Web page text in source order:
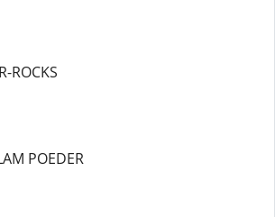
ROCKS
POEDER